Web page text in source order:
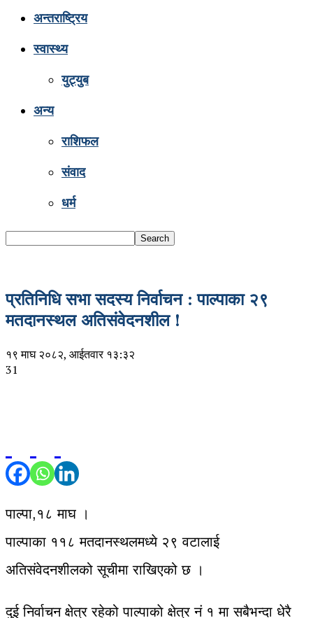
अन्तराष्ट्रिय
स्वास्थ्य
युट्युब
अन्य
राशिफल
संवाद
धर्म
प्रतिनिधि सभा सदस्य निर्वाचन : पाल्पाका २९
मतदानस्थल अतिसंवेदनशील !
१९ माघ २०८२, आईतवार १३:३२
31
पाल्पा,१८ माघ ।
पाल्पाका ११८ मतदानस्थलमध्ये २९ वटालाई
अतिसंवेदनशीलको सूचीमा राखिएको छ ।
दुई निर्वाचन क्षेत्र रहेको पाल्पाकाे क्षेत्र नं १ मा सबैभन्दा धेरै